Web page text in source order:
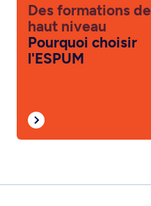
Des formations de
haut niveau
Pourquoi choisir
l'ESPUM